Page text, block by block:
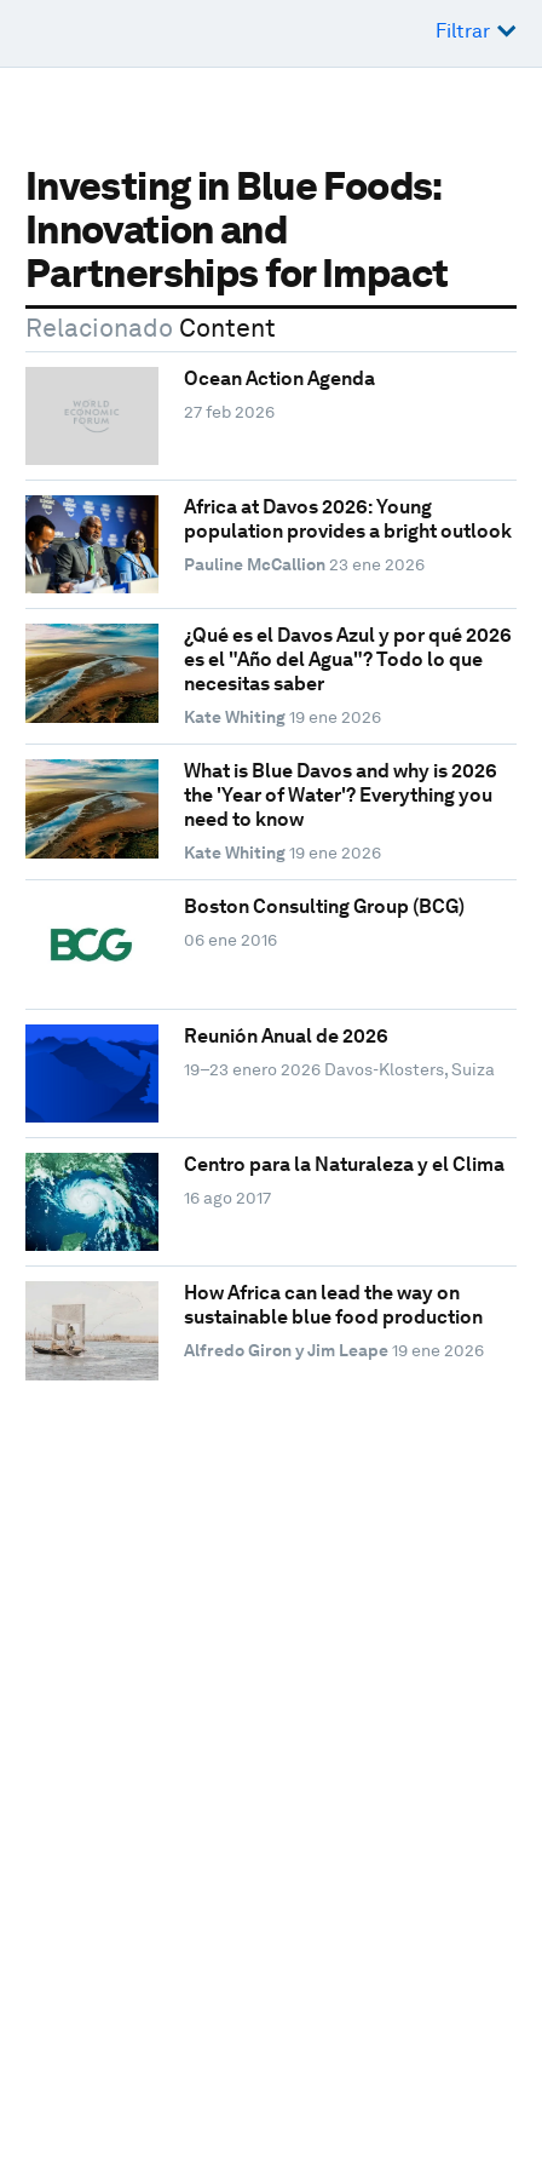
Filtrar
Investing in Blue Foods:
Innovation and
Partnerships for Impact
Relacionado Content
Ocean Action Agenda
27 feb 2026
Africa at Davos 2026: Young
population provides a bright outlook
Pauline McCallion 23 ene 2026
¿Qué es el Davos Azul y por qué 2026
es el "Año del Agua"? Todo lo que
necesitas saber
Kate Whiting 19 ene 2026
What is Blue Davos and why is 2026
the 'Year of Water'? Everything you
need to know
Kate Whiting 19 ene 2026
Boston Consulting Group (BCG)
06 ene 2016
Reunión Anual de 2026
19–23 enero 2026 Davos-Klosters, Suiza
Centro para la Naturaleza y el Clima
16 ago 2017
How Africa can lead the way on
sustainable blue food production
Alfredo Giron y Jim Leape 19 ene 2026